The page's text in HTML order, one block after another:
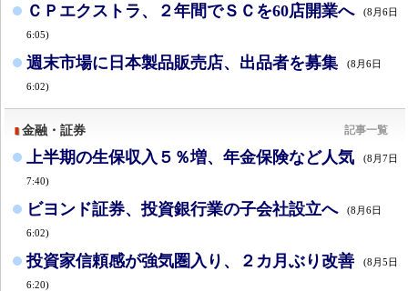
ＣＰエクストラ、２年間でＳＣを60店開業へ (8月6日
6:05)
週末市場に日本製品販売店、出品者を募集 (8月6日
6:02)
金融・証券 記事一覧
上半期の生保収入５％増、年金保険など人気 (8月7日
7:40)
ビヨンド証券、投資銀行業の子会社設立へ (8月6日
6:02)
投資家信頼感が強気圏入り、２カ月ぶり改善 (8月5日
6:20)